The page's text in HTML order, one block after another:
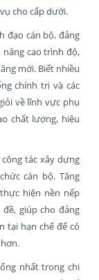
cho cấp dưới.
đạo cán bộ, đảng
cao trình độ,
mới. Biết nhiều
chính trị và các
về lĩnh vực phụ
chất lượng, hiệu
tác xây dựng
cán bộ. Tăng
hiện nền nếp
giúp cho đảng
tại hạn chế để có
nhất trong chi